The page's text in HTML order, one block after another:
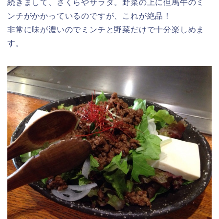
続きまして、さくらやサラダ。野菜の上に但馬牛のミ
ンチがかかっているのですが、これが絶品！
非常に味が濃いのでミンチと野菜だけで十分楽しめま
す。